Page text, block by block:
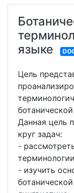
языке
Цель
Данная цель
круг задач:
-
- изучить